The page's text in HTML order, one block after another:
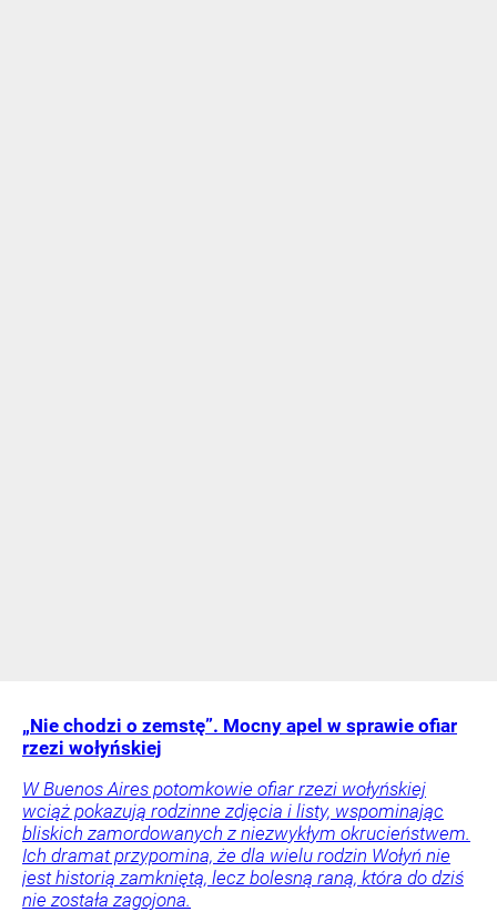
„Nie chodzi o zemstę”. Mocny apel w sprawie ofiar
rzezi wołyńskiej
W Buenos Aires potomkowie ofiar rzezi wołyńskiej
wciąż pokazują rodzinne zdjęcia i listy, wspominając
bliskich zamordowanych z niezwykłym okrucieństwem.
Ich dramat przypomina, że dla wielu rodzin Wołyń nie
jest historią zamkniętą, lecz bolesną raną, która do dziś
nie została zagojona.